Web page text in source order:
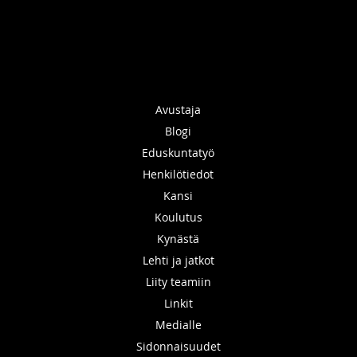
Avustaja
Blogi
Eduskuntatyö
Henkilötiedot
Kansi
Koulutus
Kynästä
Lehti ja jatkot
Liity teamiin
Linkit
Medialle
Sidonnaisuudet